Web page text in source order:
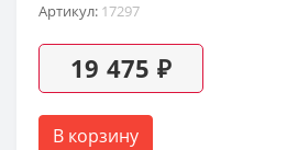
Артикул: 17297
19 475 ₽
В корзину